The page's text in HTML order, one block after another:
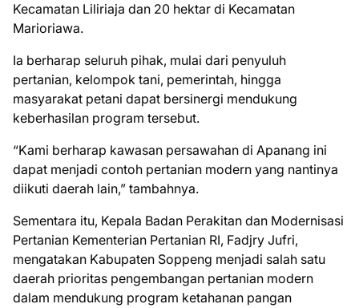
Kecamatan Liliriaja dan 20 hektar di Kecamatan
Marioriawa.
Ia berharap seluruh pihak, mulai dari penyuluh
pertanian, kelompok tani, pemerintah, hingga
masyarakat petani dapat bersinergi mendukung
keberhasilan program tersebut.
“Kami berharap kawasan persawahan di Apanang ini
dapat menjadi contoh pertanian modern yang nantinya
diikuti daerah lain,” tambahnya.
Sementara itu, Kepala Badan Perakitan dan Modernisasi
Pertanian Kementerian Pertanian RI, Fadjry Jufri,
mengatakan Kabupaten Soppeng menjadi salah satu
daerah prioritas pengembangan pertanian modern
dalam mendukung program ketahanan pangan